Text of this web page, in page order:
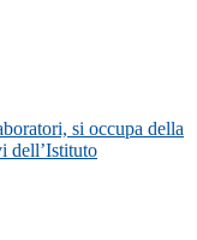
si occupa della
dell’Istituto